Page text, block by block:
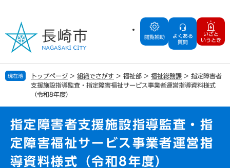
の
で
す
ー
ば
し
閲覧補助
よくある
質問
いざと
いうとき
現在地 トップページ > 組織でさがす > 福祉部 > 福祉総務課 > 指定障害者
支援施設指導監査・指定障害福祉サービス事業者運営指導資料様式
（令和8年度）
指定障害者支援施設指導監査・指
定障害福祉サービス事業者運営指
導資料様式（令和8年度）